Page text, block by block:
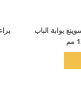
بوابة الباب